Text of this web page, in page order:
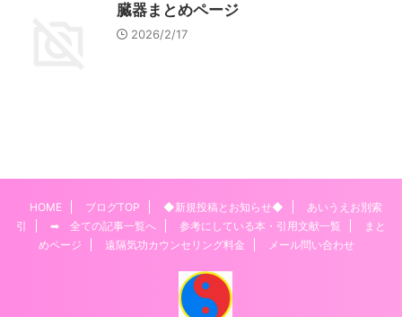
臓器まとめページ
2026/2/17
HOME ブログTOP ◆新規投稿とお知らせ◆
あいうえお別索
引
➡ 全ての記事一覧へ 参考にしている本・引用文献一覧
まと
めページ
遠隔気功カウンセリング料金 メール問い合わせ